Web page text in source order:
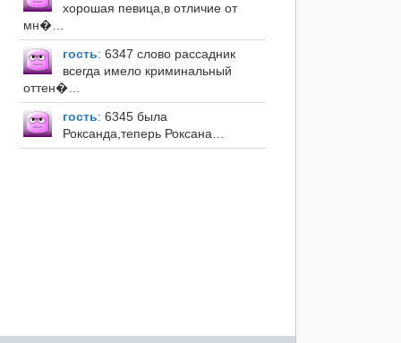
хорошая певица,в отличие от
мн�…
гость: 6347 слово рассадник
всегда имело криминальный
оттен�…
гость: 6345 была
Роксанда,теперь Роксана…